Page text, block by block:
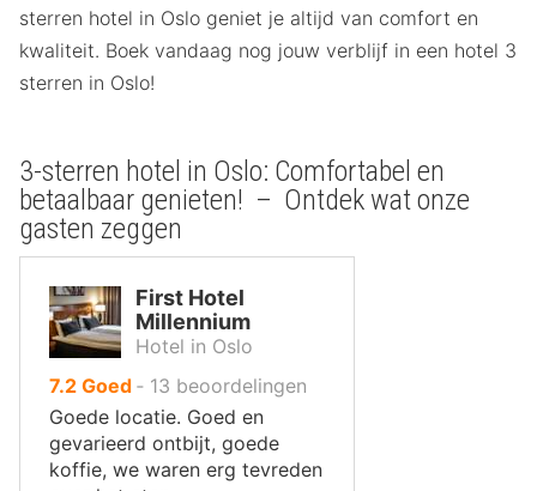
sterren hotel in Oslo geniet je altijd van comfort en
kwaliteit. Boek vandaag nog jouw verblijf in een hotel 3
sterren in Oslo!
3-sterren hotel in Oslo: Comfortabel en
betaalbaar genieten! – Ontdek wat onze
gasten zeggen
First Hotel
Millennium
Hotel in Oslo
7.2 uit
10
,
Goed ‐ 13 beoordelingen
Goede locatie. Goed en
gevarieerd ontbijt, goede
koffie, we waren erg tevreden